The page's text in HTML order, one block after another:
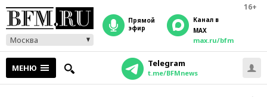
16+
Москва
прямой
эфир
Канал в
MAX
max.ru/bfm
МЕНЮ Telegram
t.me/BFMnews